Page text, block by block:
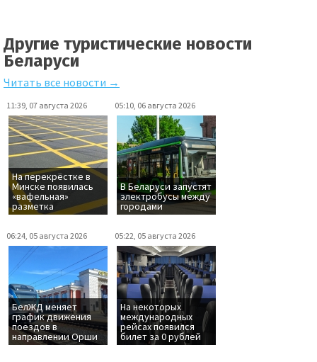
Другие туристические новости
Беларуси
Читать все новости →
11:39, 07 августа 2026
На перекрёстке в
Минске появилась
«вафельная»
разметка
05:10, 06 августа 2026
В Беларуси запустят
электробусы между
городами
06:24, 05 августа 2026
БелЖД меняет
график движения
поездов в
направлении Орши
05:22, 05 августа 2026
На некоторых
международных
рейсах появился
билет за 0 рублей